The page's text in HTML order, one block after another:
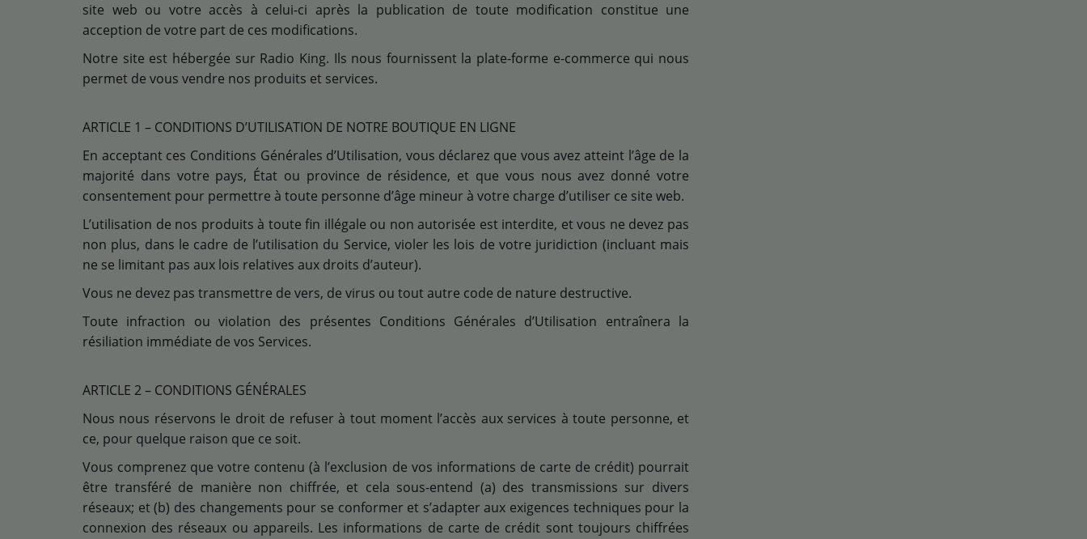
site web ou votre accès à celui-ci après la publication de toute modification constitue une
acception de votre part de ces modifications.
Notre site est hébergée sur Radio King. Ils nous fournissent la plate-forme e-commerce qui nous
permet de vous vendre nos produits et services.
ARTICLE 1 – CONDITIONS D’UTILISATION DE NOTRE BOUTIQUE EN LIGNE
En acceptant ces Conditions Générales d’Utilisation, vous déclarez que vous avez atteint l’âge de la
majorité dans votre pays, État ou province de résidence, et que vous nous avez donné votre
consentement pour permettre à toute personne d’âge mineur à votre charge d’utiliser ce site web.
L’utilisation de nos produits à toute fin illégale ou non autorisée est interdite, et vous ne devez pas
non plus, dans le cadre de l’utilisation du Service, violer les lois de votre juridiction (incluant mais
ne se limitant pas aux lois relatives aux droits d’auteur).
Vous ne devez pas transmettre de vers, de virus ou tout autre code de nature destructive.
Toute infraction ou violation des présentes Conditions Générales d’Utilisation entraînera la
résiliation immédiate de vos Services.
ARTICLE 2 – CONDITIONS GÉNÉRALES
Nous nous réservons le droit de refuser à tout moment l’accès aux services à toute personne, et
ce, pour quelque raison que ce soit.
Vous comprenez que votre contenu (à l’exclusion de vos informations de carte de crédit) pourrait
être transféré de manière non chiffrée, et cela sous-entend (a) des transmissions sur divers
réseaux; et (b) des changements pour se conformer et s’adapter aux exigences techniques pour la
connexion des réseaux ou appareils. Les informations de carte de crédit sont toujours chiffrées